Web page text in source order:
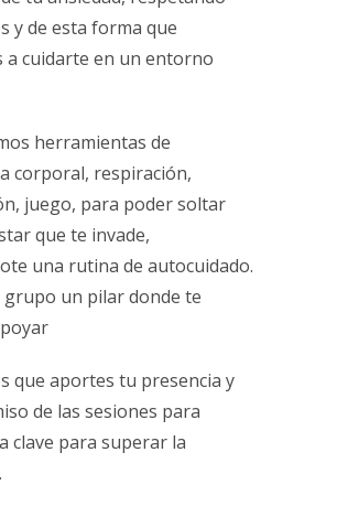
y de esta forma que
a cuidarte en un entorno
herramientas de
corporal, respiración,
juego, para poder soltar
que te invade,
una rutina de autocuidado.
grupo un pilar donde te
que aportes tu presencia y
de las sesiones para
clave para superar la